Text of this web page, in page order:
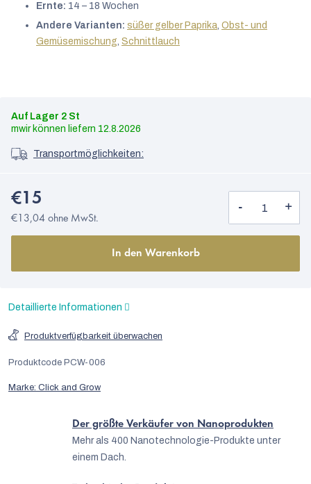
Ernte: 14 – 18 Wochen
Andere Varianten: süßer gelber Paprika, Obst- und
Gemüsemischung, Schnittlauch
Auf Lager 2 St
12.8.2026
Transportmöglichkeiten:
€15
€13,04 ohne MwSt.
In den Warenkorb
Detaillierte Informationen
Marke: Click and Grow
Produktverfügbarkeit überwachen
Produktcode PCW-006
Der größte Verkäufer von Nanoprodukten
Mehr als 400 Nanotechnologie-Produkte unter
einem Dach.